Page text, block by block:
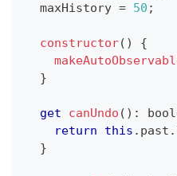
  maxHistory
= 50 ;
constructor( )
{
}
get canUndo ( ) :
return
this . past .
}